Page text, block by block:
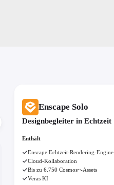
Enscape Solo
Designbegleiter in Echtzeit
Enthält
Enscape Echtzeit-Rendering-Engine
Cloud-Kollaboration
Bis zu 6.750 Cosmos~-Assets
Veras KI